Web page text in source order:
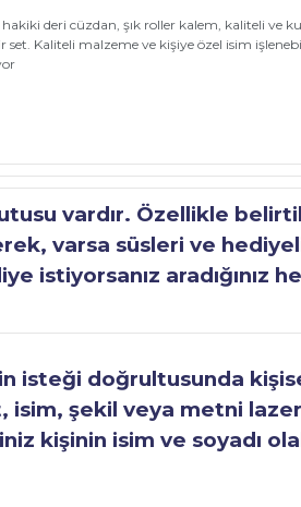
deri cüzdan, şık roller kalem, kaliteli ve
Kaliteli malzeme ve kişiye özel isim
vardır. Özellikle
varsa süsleri ve
istiyorsanız aradığınız
isteği doğrultusunda
şekil veya metni
kişinin isim ve soyadı